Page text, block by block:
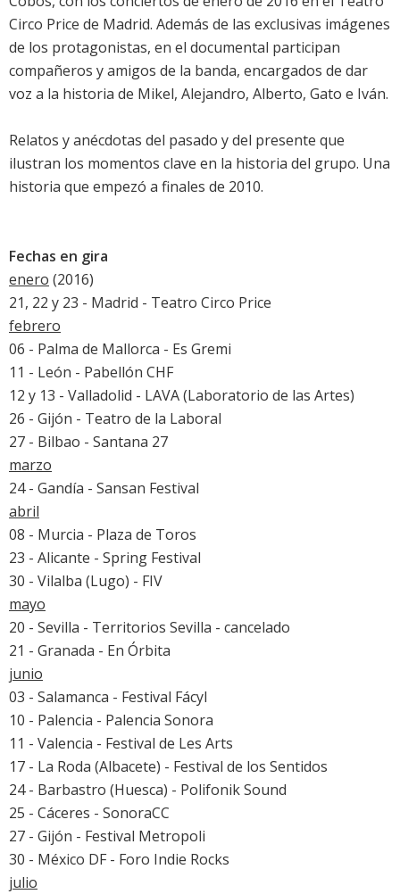
Circo Price de Madrid. Además de las exclusivas imágenes
de los protagonistas, en el documental participan
compañeros y amigos de la banda, encargados de dar
voz a la historia de Mikel, Alejandro, Alberto, Gato e Iván.
Relatos y anécdotas del pasado y del presente que
ilustran los momentos clave en la historia del grupo. Una
historia que empezó a finales de 2010.
Fechas en gira
enero (2016)
21, 22 y 23 - Madrid - Teatro Circo Price
febrero
06 - Palma de Mallorca - Es Gremi
11 - León - Pabellón CHF
12 y 13 - Valladolid - LAVA (Laboratorio de las Artes)
26 - Gijón - Teatro de la Laboral
27 - Bilbao - Santana 27
marzo
24 - Gandía - Sansan Festival
abril
08 - Murcia - Plaza de Toros
23 - Alicante - Spring Festival
30 - Vilalba (Lugo) - FIV
mayo
20 - Sevilla - Territorios Sevilla - cancelado
21 - Granada - En Órbita
junio
03 - Salamanca - Festival Fácyl
10 - Palencia - Palencia Sonora
11 - Valencia - Festival de Les Arts
17 - La Roda (Albacete) - Festival de los Sentidos
24 - Barbastro (Huesca) - Polifonik Sound
25 - Cáceres - SonoraCC
27 - Gijón - Festival Metropoli
30 - México DF - Foro Indie Rocks
julio